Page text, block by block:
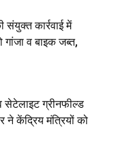
कार्रवाई में
गांजा व बाइक जब्त,
सेटेलाइट ग्रीनफील्ड
ने केंद्रिय मंत्रियों को